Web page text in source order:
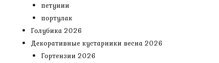
петунии
портулак
Голубика 2026
Декоративные кустарники весна 2026
Гортензии 2026